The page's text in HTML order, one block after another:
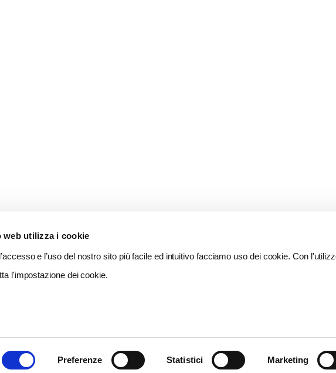
web utilizza i cookie
e l’uso del nostro sito più facile ed intuitivo facciamo uso dei cookie. Con
l'impostazione dei cookie.
Preferenze Statistici Marketing